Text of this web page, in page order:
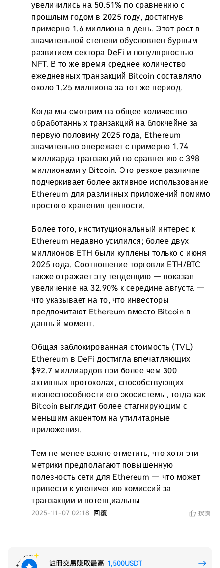
увеличились на 50.51% по сравнению с
прошлым годом в 2025 году, достигнув
примерно 1.6 миллиона в день. Этот рост в
значительной степени обусловлен бурным
развитием сектора DeFi и популярностью
NFT. В то же время среднее количество
ежедневных транзакций Bitcoin составляло
около 1.25 миллиона за тот же период.
Когда мы смотрим на общее количество
обработанных транзакций на блокчейне за
первую половину 2025 года, Ethereum
значительно опережает с примерно 1.74
миллиарда транзакций по сравнению с 398
миллионами у Bitcoin. Это резкое различие
подчеркивает более активное использование
Ethereum для различных приложений помимо
простого хранения ценности.
Более того, институциональный интерес к
Ethereum недавно усилился; более двух
миллионов ETH были куплены только с июня
2025 года. Соотношение торговли ETH/BTC
также отражает эту тенденцию — показав
увеличение на 32.90% к середине августа —
что указывает на то, что инвесторы
предпочитают Ethereum вместо Bitcoin в
данный момент.
Общая заблокированная стоимость (TVL)
Ethereum в DeFi достигла впечатляющих
$92.7 миллиардов при более чем 300
активных протоколах, способствующих
жизнеспособности его экосистемы, тогда как
Bitcoin выглядит более стагнирующим с
меньшим акцентом на утилитарные
приложения.
Тем не менее важно отметить, что хотя эти
метрики предполагают повышенную
полезность сети для Ethereum — что может
привести к увеличению комиссий за
транзакции и потенциальны
2025-11-07 02:18 回覆 按讚
註冊交易賺取最高 1,500USDT